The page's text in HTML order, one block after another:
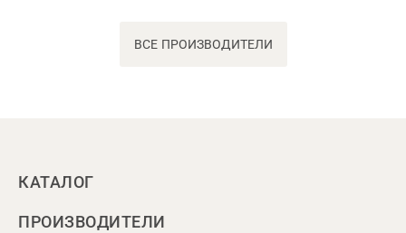
ВСЕ ПРОИЗВОДИТЕЛИ
КАТАЛОГ
ПРОИЗВОДИТЕЛИ